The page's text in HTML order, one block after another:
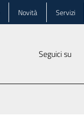
Novità Servizi
Seguici su